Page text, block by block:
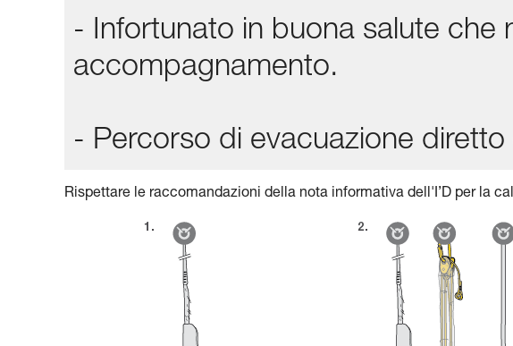
- Infortunato in buona salute che
accompagnamento.
- Percorso di evacuazione diretto
Rispettare le raccomandazioni della nota informativa dell'I’D per la